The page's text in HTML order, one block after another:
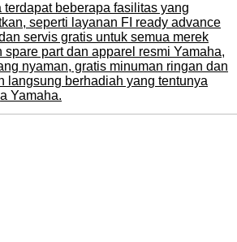
terdapat beberapa fasilitas yang
seperti layanan FI ready advance
servis gratis untuk semua merek
spare part dan apparel resmi Yamaha,
nyaman, gratis minuman ringan dan
langsung berhadiah yang tentunya
Yamaha.